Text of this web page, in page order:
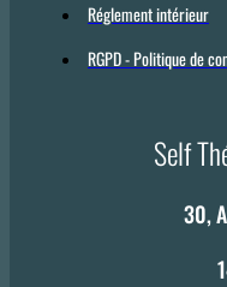
Réglement intérieur
RGPD - Politique de
Self
30,